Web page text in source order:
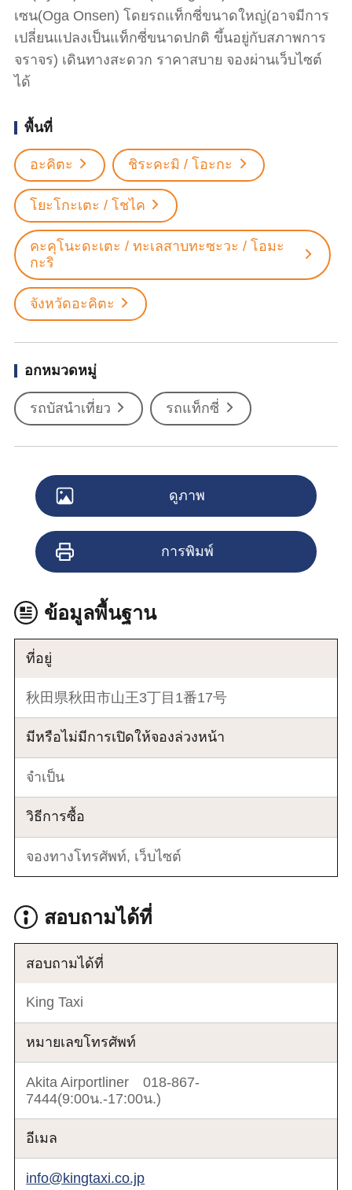
เซน(Oga Onsen) โดยรถแท็กซี่ขนาดใหญ่(อาจมีการ
เปลี่ยนแปลงเป็นแท็กซี่ขนาดปกติ ขึ้นอยู่กับสภาพการ
จราจร) เดินทางสะดวก ราคาสบาย จองผ่านเว็บไซต์
ได้
พื้นที่
อะคิตะ ชิระคะมิ / โอะกะ
โยะโกะเตะ / โชไค
คะคุโนะดะเตะ / ทะเลสาบทะซะวะ / โอมะ
กะริ
จังหวัดอะคิตะ
อกหมวดหมู่
รถบัสนำเที่ยว รถแท็กซี่
ดูภาพ
การพิมพ์
ข้อมูลพื้นฐาน
ที่อยู่
秋田県秋田市山王3丁目1番17号
มีหรือไม่มีการเปิดให้จองล่วงหน้า
จำเป็น
วิธีการซื้อ
จองทางโทรศัพท์, เว็บไซต์
สอบถามได้ที่
สอบถามได้ที่
King Taxi
หมายเลขโทรศัพท์
Akita Airportliner 018-867-
7444(9:00น.-17:00น.)
อีเมล
info@kingtaxi.co.jp